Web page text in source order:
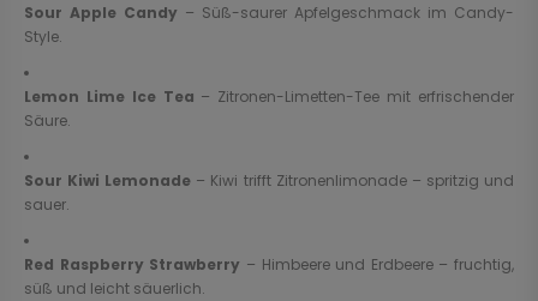
Sour Apple Candy – Süß-saurer Apfelgeschmack im Candy-
Style.
Lemon Lime Ice Tea – Zitronen-Limetten-Tee mit erfrischender
Säure.
Sour Kiwi Lemonade – Kiwi trifft Zitronenlimonade – spritzig und
sauer.
Red Raspberry Strawberry – Himbeere und Erdbeere – fruchtig,
süß und leicht säuerlich.